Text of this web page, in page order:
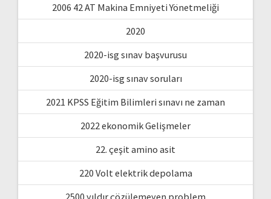
2006 42 AT Makina Emniyeti Yönetmeliği
2020
2020-isg sınav başvurusu
2020-isg sınav soruları
2021 KPSS Eğitim Bilimleri sınavı ne zaman
2022 ekonomik Gelişmeler
22. çeşit amino asit
220 Volt elektrik depolama
2500 yıldır çözülemeyen problem